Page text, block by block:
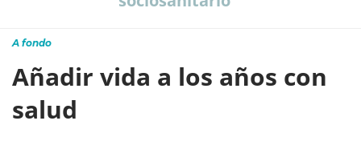
A fondo
Añadir vida a los años con
salud